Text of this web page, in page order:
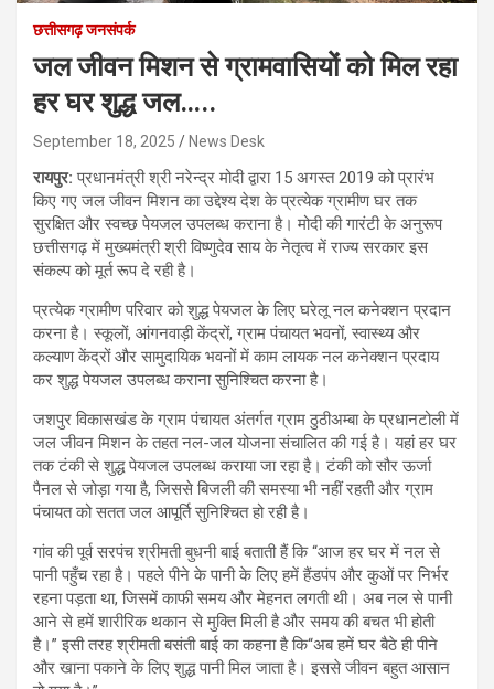
छत्तीसगढ़ जनसंपर्क
जल जीवन मिशन से ग्रामवासियों को मिल रहा
हर घर शुद्ध जल…..
September 18, 2025 News Desk
रायपुर: प्रधानमंत्री श्री नरेन्द्र मोदी द्वारा 15 अगस्त 2019 को प्रारंभ
किए गए जल जीवन मिशन का उद्देश्य देश के प्रत्येक ग्रामीण घर तक
सुरक्षित और स्वच्छ पेयजल उपलब्ध कराना है। मोदी की गारंटी के अनुरूप
छत्तीसगढ़ में मुख्यमंत्री श्री विष्णुदेव साय के नेतृत्व में राज्य सरकार इस
संकल्प को मूर्त रूप दे रही है।
प्रत्येक ग्रामीण परिवार को शुद्ध पेयजल के लिए घरेलू नल कनेक्शन प्रदान
करना है। स्कूलों, आंगनवाड़ी केंद्रों, ग्राम पंचायत भवनों, स्वास्थ्य और
कल्याण केंद्रों और सामुदायिक भवनों में काम लायक नल कनेक्शन प्रदाय
कर शुद्ध पेयजल उपलब्ध कराना सुनिश्चित करना है।
जशपुर विकासखंड के ग्राम पंचायत अंतर्गत ग्राम ठुठीअम्बा के प्रधानटोली में
जल जीवन मिशन के तहत नल-जल योजना संचालित की गई है। यहां हर घर
तक टंकी से शुद्ध पेयजल उपलब्ध कराया जा रहा है। टंकी को सौर ऊर्जा
पैनल से जोड़ा गया है, जिससे बिजली की समस्या भी नहीं रहती और ग्राम
पंचायत को सतत जल आपूर्ति सुनिश्चित हो रही है।
गांव की पूर्व सरपंच श्रीमती बुधनी बाई बताती हैं कि “आज हर घर में नल से
पानी पहुँच रहा है। पहले पीने के पानी के लिए हमें हैंडपंप और कुओं पर निर्भर
रहना पड़ता था, जिसमें काफी समय और मेहनत लगती थी। अब नल से पानी
आने से हमें शारीरिक थकान से मुक्ति मिली है और समय की बचत भी होती
है।” इसी तरह श्रीमती बसंती बाई का कहना है कि“अब हमें घर बैठे ही पीने
और खाना पकाने के लिए शुद्ध पानी मिल जाता है। इससे जीवन बहुत आसान